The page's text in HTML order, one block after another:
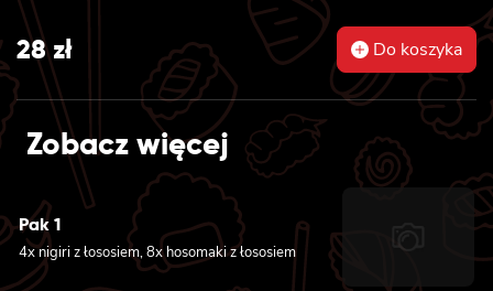
28zł Do koszyka
Zobacz więcej
Pak 1
4x nigiri z łososiem, 8x hosomaki z łososiem